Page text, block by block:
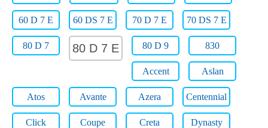
60 D 7 E 60 DS 7 E 70 D 7 E 70 DS 7 E
80 D 7 80 D 7 E 80 D 9 830
Accent Aslan
Atos Avante Azera Centennial
Click Coupe Creta Dynasty